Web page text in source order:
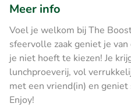
Meer info
Voel je welkom bij The
sfeervolle zaak geniet je
je niet hoeft te kiezen! Je
lunchproeverij, vol
met een vriend(in) en
Enjoy!